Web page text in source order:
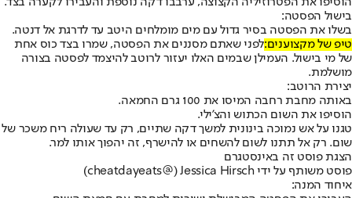
בישול הפסטה:
בשלו את הפסטה בסיר גדול עם מים מומלחים היטב עד לדרגת אל דנטה.
טיפ של מקצוענים:לפני שאתם מסננים את הפסטה, שמרו בצד כוס אחת
של מי בישול. העמילן שבמים האלו יעזור לרוטב להיצמד לפסטה בצורה
מושלמת.
יצירת הרוטב:
באותה מחבת רחבה המיסו את 100 גרם החמאה.
הוסיפו את השום הכתוש והצ'ילי.
טגנו על אש נמוכה בינונית למשך דקה שתיים, רק עד שעולה ריח משכר של
שום. רק אל תתנו לשום להשחים או להישרף, זה יהפוך אותו למר.
הצגת פוסט זה באינסטגרם
פוסט משותף על ידי ‏‎Jessica Hirsch‎‏ (@‏‎cheatdayeats‎‏)
איחוד המנה: